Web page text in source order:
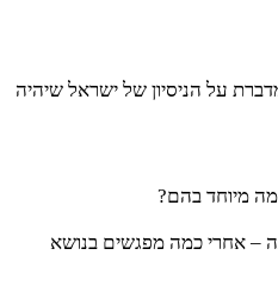
על הניסיון של ישראל שיהיה
– אחרי כמה מפגשים בנושא